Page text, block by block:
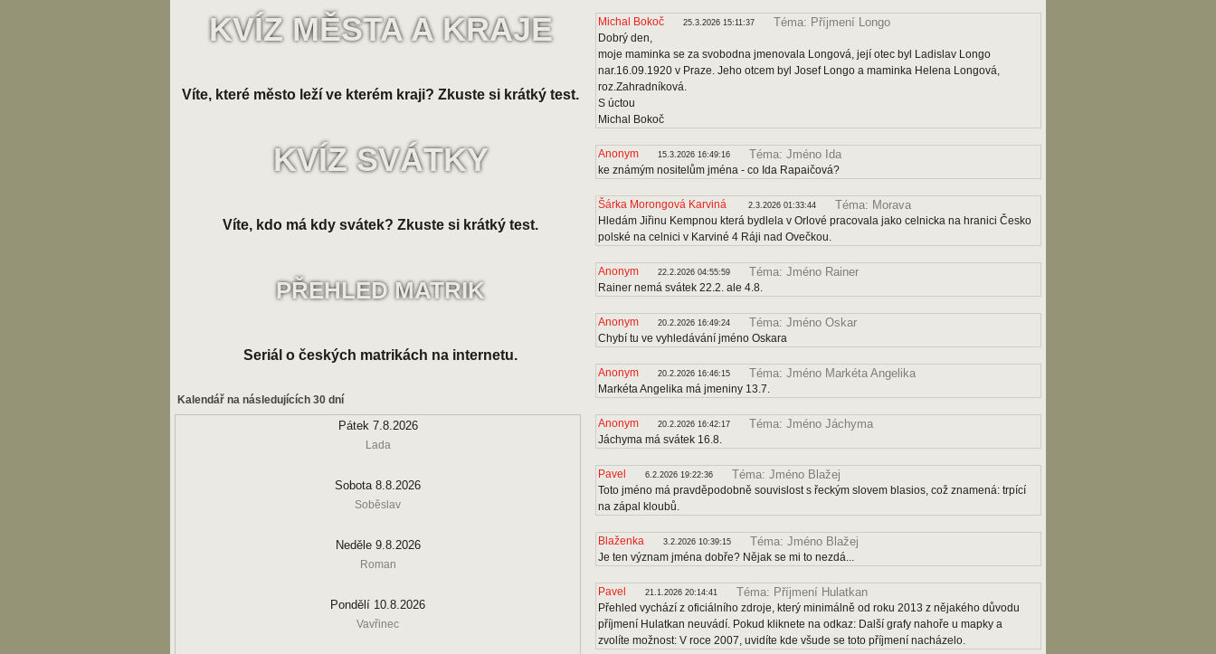
KVÍZ MĚSTA A KRAJE
Víte, které město leží ve kterém kraji? Zkuste si krátký test.
KVÍZ SVÁTKY
Víte, kdo má kdy svátek? Zkuste si krátký test.
PŘEHLED MATRIK
Seriál o českých matrikách na internetu.
Kalendář na následujících 30 dní
Pátek 7.8.2026
Lada
Sobota 8.8.2026
Soběslav
Neděle 9.8.2026
Roman
Pondělí 10.8.2026
Vavřinec
Michal Bokoč 25.3.2026 15:11:37 Téma: Příjmení Longo
Dobrý den,
moje maminka se za svobodna jmenovala Longová, její otec byl Ladislav Longo
nar.16.09.1920 v Praze. Jeho otcem byl Josef Longo a maminka Helena Longová,
roz.Zahradníková.
S úctou
Michal Bokoč
Anonym 15.3.2026 16:49:16 Téma: Jméno Ida
ke známým nositelům jména - co Ida Rapaičová?
Šárka Morongová Karviná 2.3.2026 01:33:44 Téma: Morava
Hledám Jiřinu Kempnou která bydlela v Orlové pracovala jako celnicka na hranici Česko
polské na celnici v Karviné 4 Ráji nad Ovečkou.
Anonym 22.2.2026 04:55:59 Téma: Jméno Rainer
Rainer nemá svátek 22.2. ale 4.8.
Anonym 20.2.2026 16:49:24 Téma: Jméno Oskar
Chybí tu ve vyhledávání jméno Oskara
Anonym 20.2.2026 16:46:15 Téma: Jméno Markéta Angelika
Markéta Angelika má jmeniny 13.7.
Anonym 20.2.2026 16:42:17 Téma: Jméno Jáchyma
Jáchyma má svátek 16.8.
Pavel 6.2.2026 19:22:36 Téma: Jméno Blažej
Toto jméno má pravděpodobně souvislost s řeckým slovem blasios, což znamená: trpící
na zápal kloubů.
Blaženka 3.2.2026 10:39:15 Téma: Jméno Blažej
Je ten význam jména dobře? Nějak se mi to nezdá...
Pavel 21.1.2026 20:14:41 Téma: Příjmení Hulatkan
Přehled vychází z oficiálního zdroje, který minimálně od roku 2013 z nějakého důvodu
příjmení Hulatkan neuvádí. Pokud kliknete na odkaz: Další grafy nahoře u mapky a
zvolíte možnost: V roce 2007, uvidíte kde všude se toto příjmení nacházelo.